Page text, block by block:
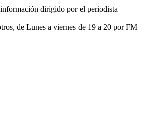
dirigido por el periodista
de Lunes a viernes de 19 a 20 por FM